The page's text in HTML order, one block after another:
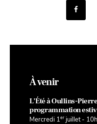
À venir
L’Été à Oullins-
programmation
Mercredi 1er juillet -